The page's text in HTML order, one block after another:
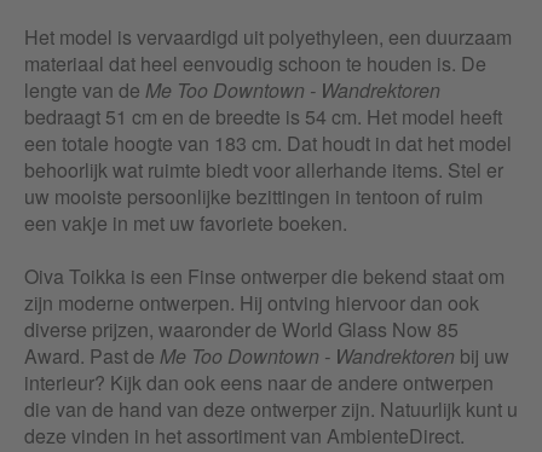
Het model is vervaardigd uit polyethyleen, een duurzaam
materiaal dat heel eenvoudig schoon te houden is. De
lengte van de Me Too Downtown - Wandrektoren
bedraagt 51 cm en de breedte is 54 cm. Het model heeft
een totale hoogte van 183 cm. Dat houdt in dat het model
behoorlijk wat ruimte biedt voor allerhande items. Stel er
uw mooiste persoonlijke bezittingen in tentoon of ruim
een vakje in met uw favoriete boeken.
Oiva Toikka is een Finse ontwerper die bekend staat om
zijn moderne ontwerpen. Hij ontving hiervoor dan ook
diverse prijzen, waaronder de World Glass Now 85
Award. Past de Me Too Downtown - Wandrektoren bij uw
interieur? Kijk dan ook eens naar de andere ontwerpen
die van de hand van deze ontwerper zijn. Natuurlijk kunt u
deze vinden in het assortiment van AmbienteDirect.